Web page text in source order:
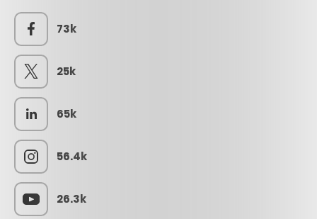
73k
25k
65k
56.4k
26.3k